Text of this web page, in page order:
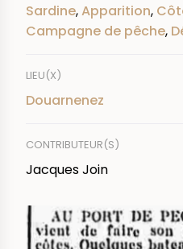
Sardine,Apparition,
Campagne de pêche,
LIEU(X)
Douarnenez
CONTRIBUTEUR(S)
Jacques Join
IMAGE